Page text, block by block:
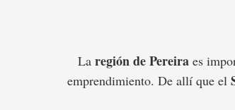
La región de Pereira es
emprendimiento. De allí que el